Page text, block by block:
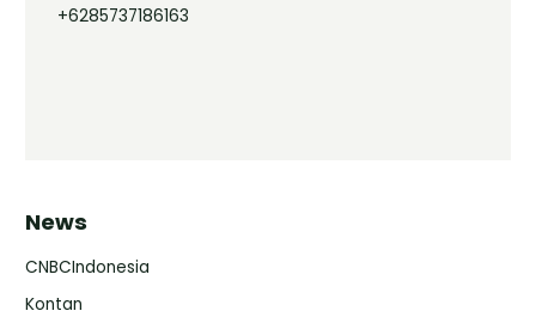
+6285737186163
News
CNBCIndonesia
Kontan